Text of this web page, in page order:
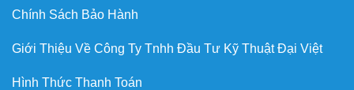
Chính Sách Bảo Hành
Giới Thiệu Về Công Ty Tnhh Đầu Tư Kỹ Thuật Đại Việt
Hình Thức Thanh Toán